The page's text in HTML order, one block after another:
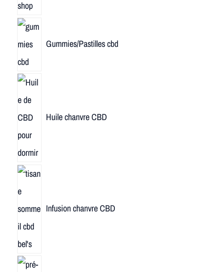
Gummies/Pastilles cbd
Huile chanvre CBD
Infusion chanvre CBD